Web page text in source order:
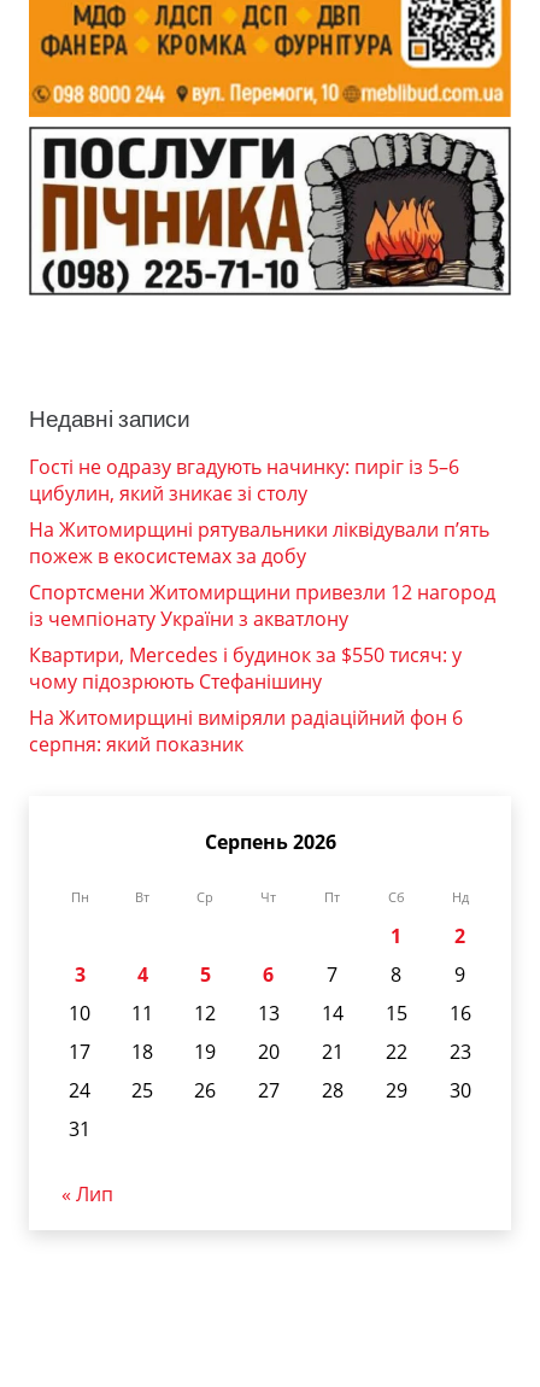
Недавні записи
Гості не одразу вгадують начинку: пиріг із 5–6
цибулин, який зникає зі столу
На Житомирщині рятувальники ліквідували п’ять
пожеж в екосистемах за добу
Спортсмени Житомирщини привезли 12 нагород
із чемпіонату України з акватлону
Квартири, Mercedes і будинок за $550 тисяч: у
чому підозрюють Стефанішину
На Житомирщині виміряли радіаційний фон 6
серпня: який показник
Серпень 2026
Пн Вт Ср Чт Пт Сб Нд
1
2
3
4 5 6 7 8
9
10
11 12 13 14 15
16
17
18 19 20 21 22
23
24
25 26 27 28 29
30
31
« Лип